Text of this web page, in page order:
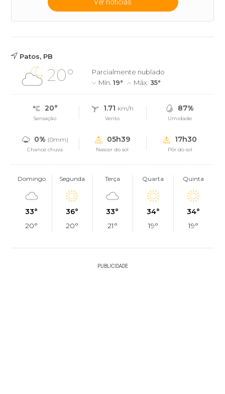
Ver notícias
Patos, PB
20°
Parcialmente nublado
Mín.19° Máx.35°
20°
Sensação
1.71 km/h
Vento
87%
Umidade
0% (0mm)
Chance chuva
05h39
Nascer do sol
17h30
Pôr do sol
Domingo
33°
20°
Segunda
36°
20°
Terça
33°
21°
Quarta
34°
19°
Quinta
34°
19°
PUBLICIDADE